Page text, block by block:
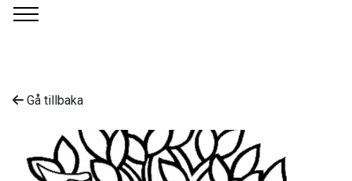
Gå tillbaka